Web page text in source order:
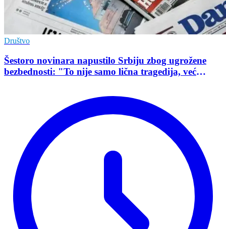
Društvo
Šestoro novinara napustilo Srbiju zbog ugrožene
bezbednosti: "To nije samo lična tragedija, već